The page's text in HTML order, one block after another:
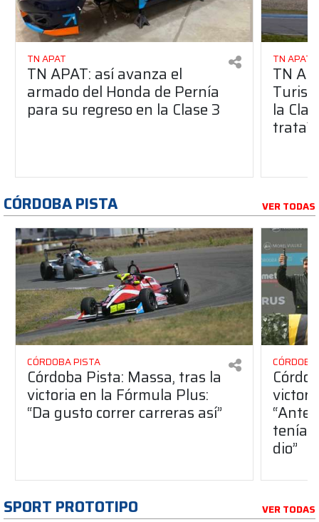
TN APAT
TN APAT: así avanza el
armado del Honda de Pernía
para su regreso en la Clase 3
TN APAT
TN
la
trata?
CÓRDOBA PISTA VER TODAS
CÓRDOBA PISTA
Córdoba Pista: Massa, tras la
victoria en la Fórmula Plus:
“Da gusto correr carreras así”
dio”
SPORT PROTOTIPO VER TODAS